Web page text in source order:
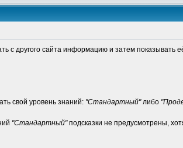
с другого сайта информацию и затем показывать
свой уровень знаний: "Стандартный"либо
"Стандартный"подсказки не предусмотрены,